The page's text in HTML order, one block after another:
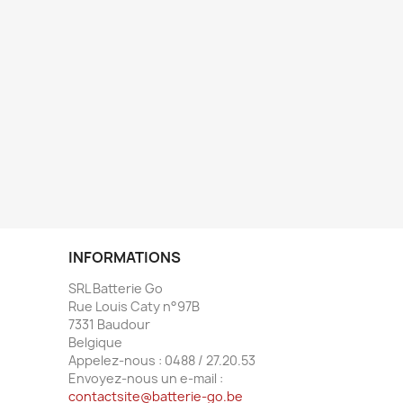
INFORMATIONS
SRL Batterie Go
Rue Louis Caty n°97B
7331 Baudour
Belgique
Appelez-nous : 0488 / 27.20.53
Envoyez-nous un e-mail :
contactsite@batterie-go.be